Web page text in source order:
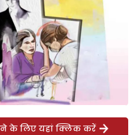
के लिए यहां क्लिक करें